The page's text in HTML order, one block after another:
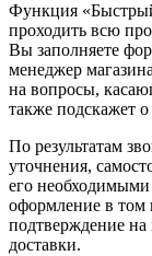
Функция
проходить всю
Вы заполняете
менеджер
на вопросы,
также подскажет
По результатам
уточнения,
его необходимыми
оформление в том
подтверждение
доставки.